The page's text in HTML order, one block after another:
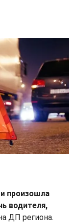
произошла
водителя,
ДП региона.